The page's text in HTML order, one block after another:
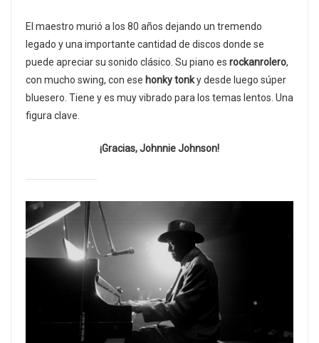
El maestro murió a los 80 años dejando un tremendo
legado y una importante cantidad de discos donde se
puede apreciar su sonido clásico. Su piano es rockanrolero,
con mucho swing, con ese honky tonky desde luego súper
bluesero. Tiene y es muy vibrado para los temas lentos. Una
figura clave.
¡Gracias, Johnnie Johnson!